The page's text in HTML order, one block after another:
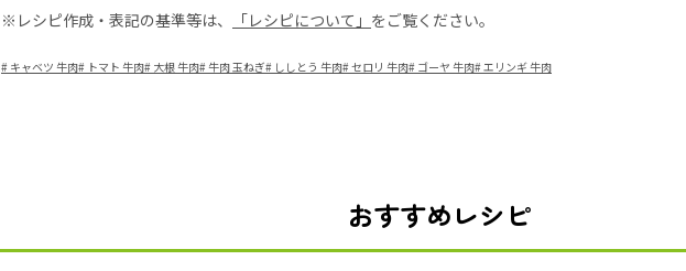
※レシピ作成・表記の基準等は、
「レシピについて」 をご覧ください。
# キャベツ 牛肉# トマト 牛肉# 大根 牛肉#牛肉 玉ねぎ# ししとう 牛肉#セロリ 牛肉# ゴーヤ 牛肉#エリンギ 牛肉
おすすめレシピ